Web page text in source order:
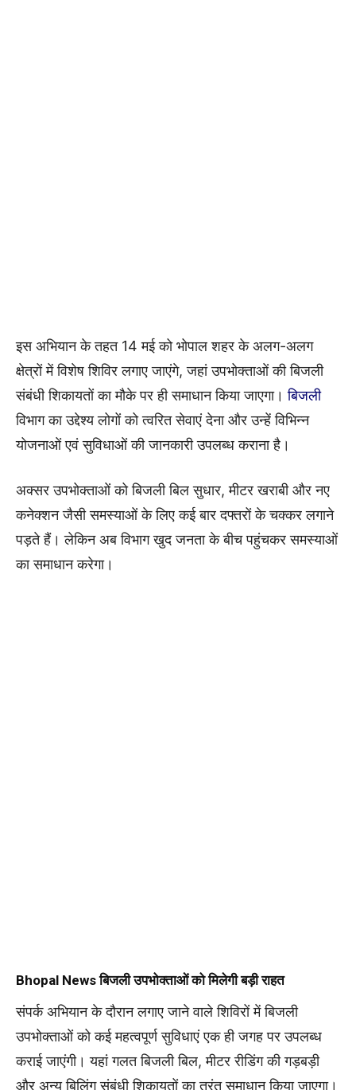
इस अभियान के तहत 14 मई कोभोपालशहर के अलग-अलग
क्षेत्रों में विशेष शिविर लगाए जाएंगे, जहां उपभोक्ताओं की बिजली
संबंधी शिकायतों का मौके पर ही समाधान किया जाएगा। बिजली
विभाग का उद्देश्य लोगों को त्वरित सेवाएं देना और उन्हें विभिन्न
योजनाओं एवं सुविधाओं की जानकारी उपलब्ध कराना है।
अक्सर उपभोक्ताओं को बिजली बिल सुधार, मीटर खराबी और नए
कनेक्शन जैसी समस्याओं के लिए कई बार दफ्तरों के चक्कर लगाने
पड़ते हैं। लेकिन अब विभाग खुद जनता के बीच पहुंचकर समस्याओं
का समाधान करेगा।
Bhopal Newsबिजली उपभोक्ताओं को मिलेगी बड़ी राहत
संपर्क अभियान के दौरान लगाए जाने वाले शिविरों में बिजली
उपभोक्ताओं को कई महत्वपूर्ण सुविधाएं एक ही जगह पर उपलब्ध
कराई जाएंगी। यहां गलत बिजली बिल, मीटर रीडिंग की गड़बड़ी
और अन्य बिलिंग संबंधी शिकायतों का तुरंत समाधान किया जाएगा।